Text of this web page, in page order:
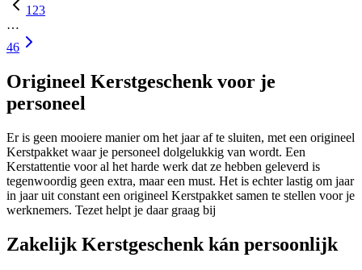
1 23
…
46
Origineel Kerstgeschenk voor je
personeel
Er is geen mooiere manier om het jaar af te sluiten, met een origineel
Kerstpakket waar je personeel dolgelukkig van wordt. Een
Kerstattentie voor al het harde werk dat ze hebben geleverd is
tegenwoordig geen extra, maar een must. Het is echter lastig om jaar
in jaar uit constant een origineel Kerstpakket samen te stellen voor je
werknemers. Tezet helpt je daar graag bij
Zakelijk Kerstgeschenk kán persoonlijk